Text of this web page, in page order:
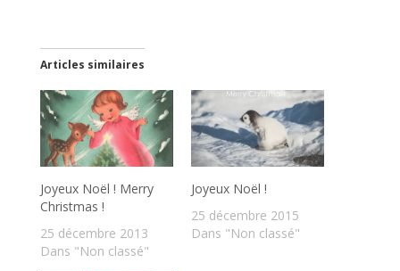
Articles similaires
Joyeux Noël ! Merry
Christmas !
25 décembre 2013
Dans "Non classé"
Joyeux Noël !
25 décembre 2015
Dans "Non classé"